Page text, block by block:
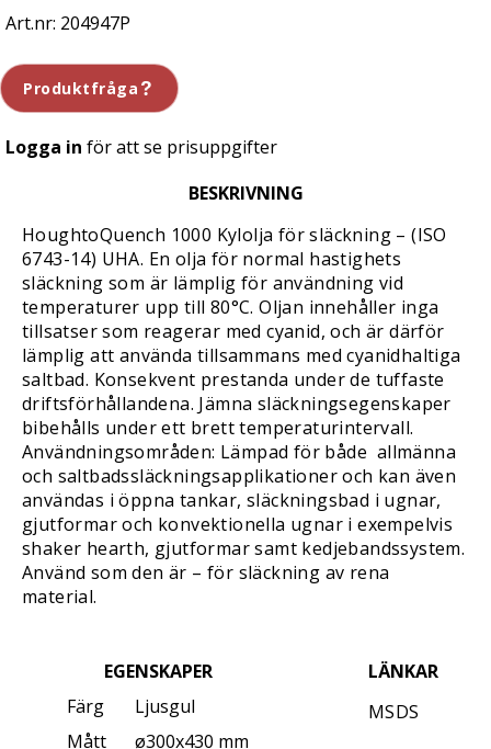
204947P
Produktfråga
Logga in för att se prisuppgifter
BESKRIVNING
HoughtoQuench 1000 Kylolja för släckning – (ISO
6743-14) UHA. En olja för normal hastighets
släckning som är lämplig för användning vid
temperaturer upp till 80°C. Oljan innehåller inga
tillsatser som reagerar med cyanid, och är därför
lämplig att använda tillsammans med cyanidhaltiga
saltbad. Konsekvent prestanda under de tuffaste
driftsförhållandena. Jämna släckningsegenskaper
bibehålls under ett brett temperaturintervall.
Användningsområden: Lämpad för både allmänna
och saltbadssläckningsapplikationer och kan även
användas i öppna tankar, släckningsbad i ugnar,
gjutformar och konvektionella ugnar i exempelvis
shaker hearth, gjutformar samt kedjebandssystem.
Använd som den är – för släckning av rena
material.
EGENSKAPER
Färg
Ljusgul
Mått
ø300x430 mm
LÄNKAR
MSDS